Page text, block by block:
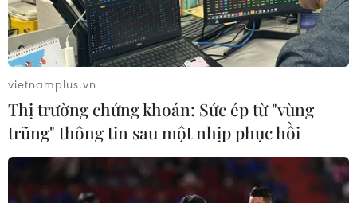
Khánh thành nhà máy điện mặt trời
Phước Hữu-Điện lực 1 tại Ninh Thuận
16/06/2019 07:47
vietnamplus.vn
Thị trường chứng khoán: Sức ép từ "vùng
trũng" thông tin sau một nhịp phục hồi